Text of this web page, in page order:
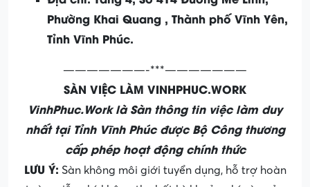
Phường Khai Quang , Thành phố Vĩnh Yên,
Tỉnh Vĩnh Phúc.
———————-***———————
SÀN VIỆC LÀM VINHPHUC.WORK
VinhPhuc.Work là Sàn thông tin việc làm duy
nhất tại Tỉnh Vĩnh Phúc được Bộ Công thương
cấp phép hoạt động chính thức
LƯU Ý: Sàn không môi giới tuyển dụng, hỗ trợ hoàn